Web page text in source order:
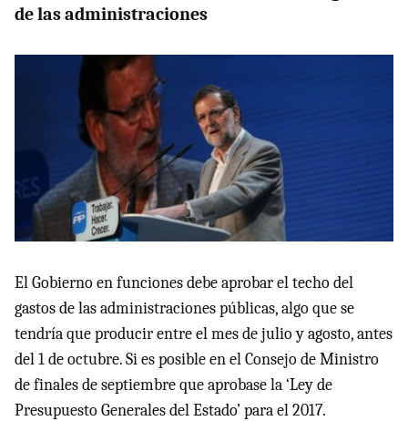
de las administraciones
El Gobierno en funciones debe aprobar el techo del
gastos de las administraciones públicas, algo que se
tendría que producir entre el mes de julio y agosto, antes
del 1 de octubre. Si es posible en el Consejo de Ministro
de finales de septiembre que aprobase la ‘Ley de
Presupuesto Generales del Estado’ para el 2017.